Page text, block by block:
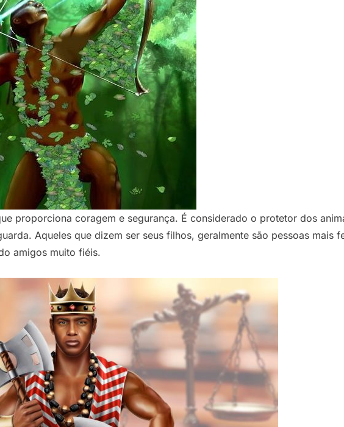
proporciona coragem e segurança. É considerado o protetor dos
Aqueles que dizem ser seus filhos, geralmente são pessoas mais
amigos muito fiéis.